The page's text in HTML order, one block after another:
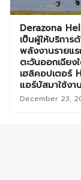
Derazona
เป็นผู้ให้บริการ
พลังงานรายแร
ตะวันออกเฉียง
เฮลิคอปเตอร์
แอร์บัสมาใช้งา
December 23,